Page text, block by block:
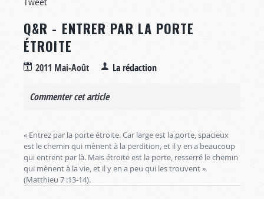
Q&R - ENTRER PAR LA PORTE
ÉTROITE
2011 Mai-Août La rédaction
Commenter cet article
« Entrez par la porte étroite. Car large est la porte, spacieux
est le chemin qui mènent à la perdition, et il y en a beaucoup
qui entrent par là. Mais étroite est la porte, resserré le chemin
qui mènent à la vie, et il y en a peu qui les trouvent »
(Matthieu 7 :13-14).